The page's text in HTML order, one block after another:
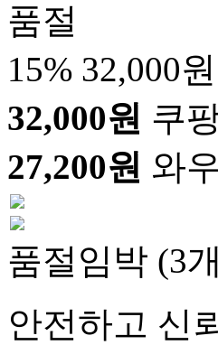
품절
15% 32,000원
32,000원 쿠
27,200원 와
품절임박 (3
안전하고 신